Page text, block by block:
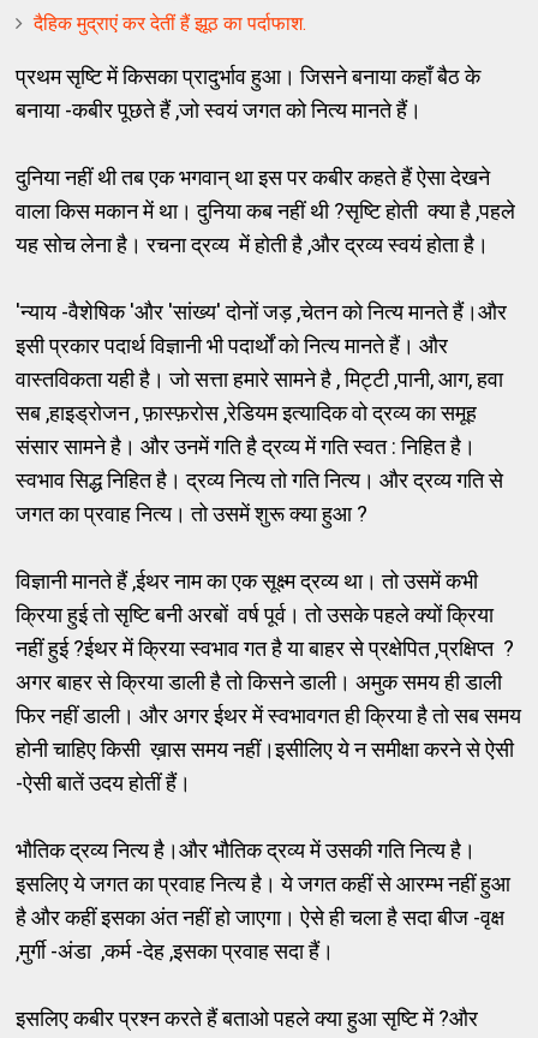
दैहिक मुद्राएं कर देतीं हैं झूठ का पर्दाफाश.
प्रथम सृष्टि में किसका प्रादुर्भाव हुआ। जिसने बनाया कहाँ बैठ के
बनाया -कबीर पूछते हैं ,जो स्वयं जगत को नित्य मानते हैं।
दुनिया नहीं थी तब एक भगवान् था इस पर कबीर कहते हैं ऐसा देखने
वाला किस मकान में था। दुनिया कब नहीं थी ?सृष्टि होती क्या है ,पहले
यह सोच लेना है। रचना द्रव्य में होती है ,और द्रव्य स्वयं होता है।
'न्याय -वैशेषिक 'और 'सांख्य' दोनों जड़ ,चेतन को नित्य मानते हैं।और
इसी प्रकार पदार्थ विज्ञानी भी पदार्थों को नित्य मानते हैं। और
वास्तविकता यही है। जो सत्ता हमारे सामने है , मिट्टी ,पानी, आग, हवा
सब ,हाइड्रोजन , फ़ास्फ़रोस ,रेडियम इत्यादिक वो द्रव्य का समूह
संसार सामने है। और उनमें गति है द्रव्य में गति स्वत : निहित है।
स्वभाव सिद्ध निहित है। द्रव्य नित्य तो गति नित्य। और द्रव्य गति से
जगत का प्रवाह नित्य। तो उसमें शुरू क्या हुआ ?
विज्ञानी मानते हैं ,ईथर नाम का एक सूक्ष्म द्रव्य था। तो उसमें कभी
क्रिया हुई तो सृष्टि बनी अरबों वर्ष पूर्व। तो उसके पहले क्यों क्रिया
नहीं हुई ?ईथर में क्रिया स्वभाव गत है या बाहर से प्रक्षेपित ,प्रक्षिप्त ?
अगर बाहर से क्रिया डाली है तो किसने डाली। अमुक समय ही डाली
फिर नहीं डाली। और अगर ईथर में स्वभावगत ही क्रिया है तो सब समय
होनी चाहिए किसी ख़ास समय नहीं।इसीलिए ये न समीक्षा करने से ऐसी
-ऐसी बातें उदय होतीं हैं।
भौतिक द्रव्य नित्य है।और भौतिक द्रव्य में उसकी गति नित्य है।
इसलिए ये जगत का प्रवाह नित्य है। ये जगत कहीं से आरम्भ नहीं हुआ
है और कहीं इसका अंत नहीं हो जाएगा। ऐसे ही चला है सदा बीज -वृक्ष
,मुर्गी -अंडा ,कर्म -देह ,इसका प्रवाह सदा हैं।
इसलिए कबीर प्रश्न करते हैं बताओ पहले क्या हुआ सृष्टि में ?और